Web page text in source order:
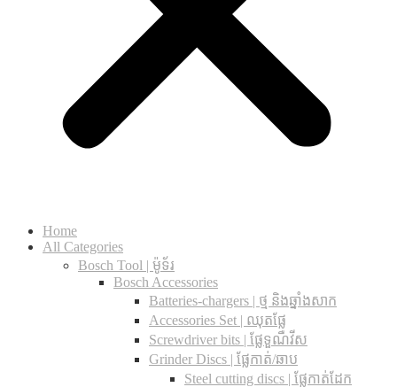
Home
All Categories
Bosch Tool | ម៉ូទ័រ
Bosch Accessories
Batteries-chargers | ថ្ម និងឆ្នាំងសាក
Accessories Set | ឈុតផ្លែ
Screwdriver bits | ផ្លែទួណឺវីស
Grinder Discs |​ ផ្លែកាត់/ឆាប
Steel cutting discs |​ ផ្លែកាត់ដែក